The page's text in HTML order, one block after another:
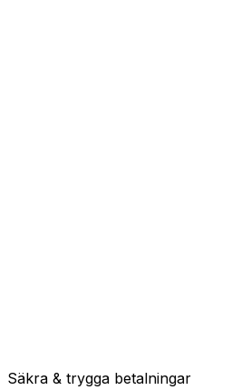
Säkra & trygga betalningar